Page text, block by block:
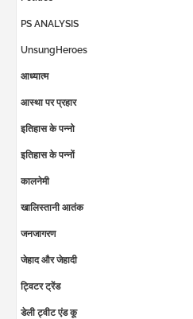
PS ANALYSIS
UnsungHeroes
आध्यात्म
आस्था पर प्रहार
इतिहास के पन्नो
इतिहास के पन्नों
कालनेमी
खालिस्तानी आतंक
जनजागरण
जेहाद और जेहादी
ट्विटर ट्रेंड
डेली ट्वीट एंड कू